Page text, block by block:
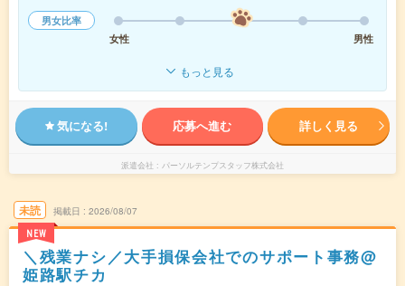
男女比率
女性
男性
もっと見る
気になる! 応募へ進む 詳しく見る
派遣会社 パーソルテンプスタッフ株式会社
未読
NEW
掲載日 2026/08/07
＼残業ナシ／大手損保会社でのサポート事務@
姫路駅チカ